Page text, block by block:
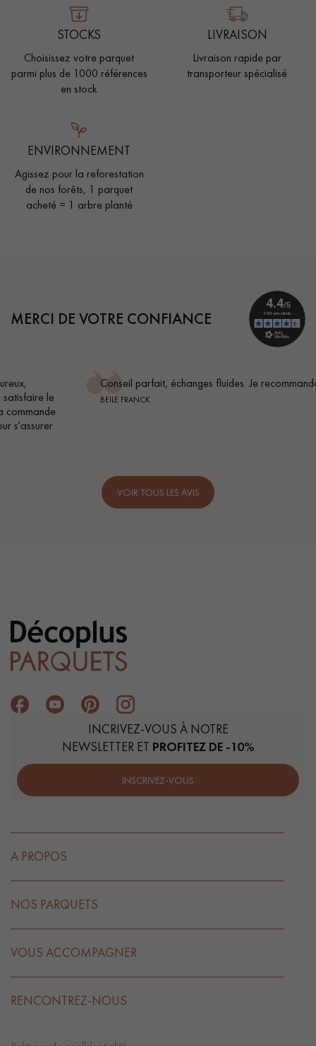
STOCKS
Choisissez votre parquet
parmi plus de 1000 références
en stock
LIVRAISON
Livraison rapide par
transporteur spécialisé
ENVIRONNEMENT
Agissez pour la reforestation
de nos forêts, 1 parquet
acheté = 1 arbre planté
MERCI DE VOTRE CONFIANCE
Conseil parfait, échanges fluides. Je recommande totalement
BEILE FRANCK
VOIR TOUS LES AVIS
INCRIVEZ-VOUS À NOTRE
NEWSLETTER ET PROFITEZ DE -10%
INSCRIVEZ-VOUS
A PROPOS
NOS PARQUETS
VOUS ACCOMPAGNER
RENCONTREZ-NOUS